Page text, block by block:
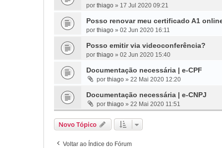
por thiago » 17 Jul 2020 09:21
Posso renovar meu certificado A1
por thiago » 02 Jun 2020 16:11
Posso emitir via videoconferência?
por thiago » 02 Jun 2020 15:40
Documentação necessária | e-CPF
por thiago » 22 Mai 2020 12:20
Documentação necessária | e-CNPJ
por thiago » 22 Mai 2020 11:51
Novo Tópico
Voltar ao Índice do Fórum